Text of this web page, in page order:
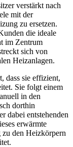
verstärkt nach
mit der
zu ersetzen.
die ideale
im Zentrum
sich von
Heizanlagen.
dass sie effizient,
Sie folgt einem
in den
dorthin
dabei entstehenden
erwärmte
den Heizkörpern